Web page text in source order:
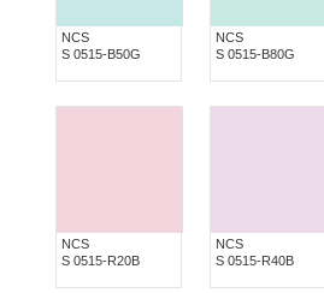
NCS
S 0515-B50G
NCS
S 0515-B80G
NCS
S 0515-R20B
NCS
S 0515-R40B